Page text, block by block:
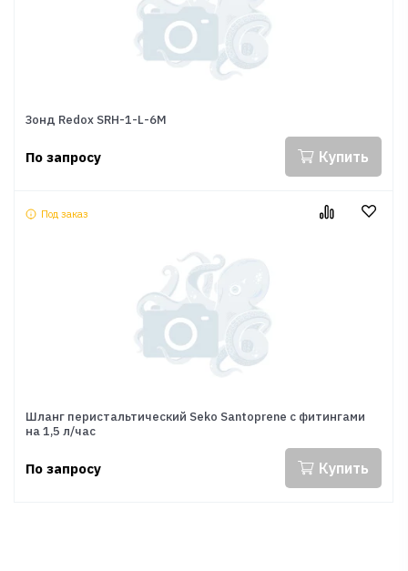
Зонд Redox SRH-1-L-6M
По запросу Купить
Под заказ
Шланг перистальтический Seko Santoprene с фитингами
на 1,5 л/час
По запросу Купить